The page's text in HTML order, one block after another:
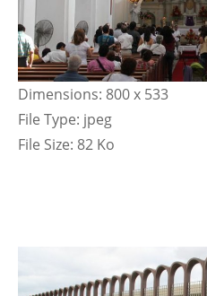
Dimensions: 800 x 533
File Type: jpeg
File Size: 82 Ko